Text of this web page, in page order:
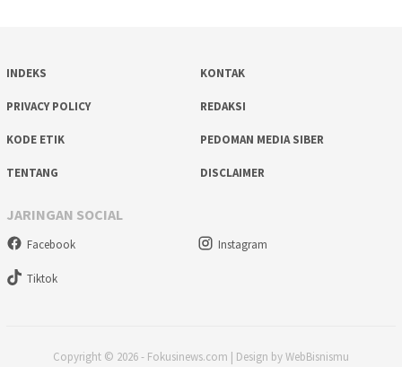
INDEKS KONTAK
PRIVACY POLICY REDAKSI
KODE ETIK PEDOMAN MEDIA SIBER
TENTANG DISCLAIMER
JARINGAN SOCIAL
Facebook Instagram
Tiktok
Copyright © 2026 - Fokusinews.com | Design by WebBisnismu